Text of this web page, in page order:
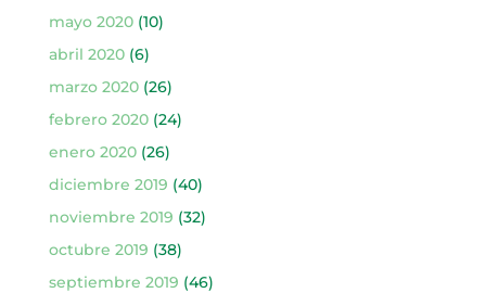
mayo 2020(10)
abril 2020(6)
marzo 2020(26)
febrero 2020(24)
enero 2020(26)
diciembre 2019 (40)
noviembre 2019 (32)
octubre 2019 (38)
septiembre 2019 (46)